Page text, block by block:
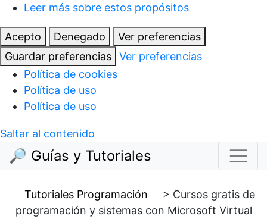
Leer más sobre estos propósitos
Acepto Denegado
Ver preferencias
Guardar preferencias
Ver preferencias
Política de cookies
Política de uso
Política de uso
Saltar al contenido
🔎 Guías y Tutoriales
Tutoriales Programación > Cursos gratis de
programación y sistemas con Microsoft Virtual